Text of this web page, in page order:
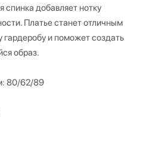
спинка добавляет нотку
Платье станет отличным
и поможет создать
образ.
80/62/89